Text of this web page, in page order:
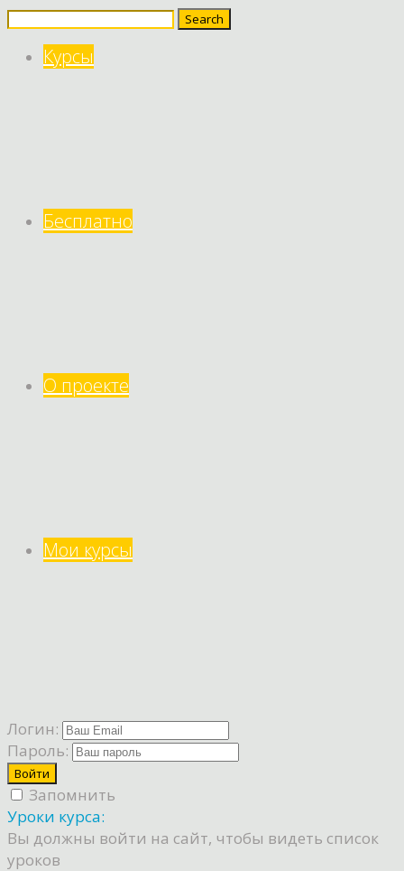
Search
Курсы
Бесплатно
О проекте
Мои курсы
Логин:
Пароль:
Запомнить
Уроки курса:
Вы должны войти на сайт, чтобы видеть список
уроков